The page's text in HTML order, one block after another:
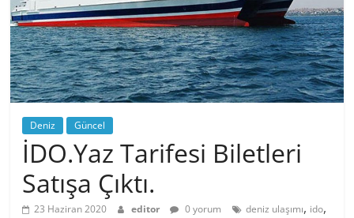
Deniz Güncel
İDO.Yaz Tarifesi Biletleri
Satışa Çıktı.
23 Haziran 2020 editor 0 yorum deniz ulaşımı, ido,